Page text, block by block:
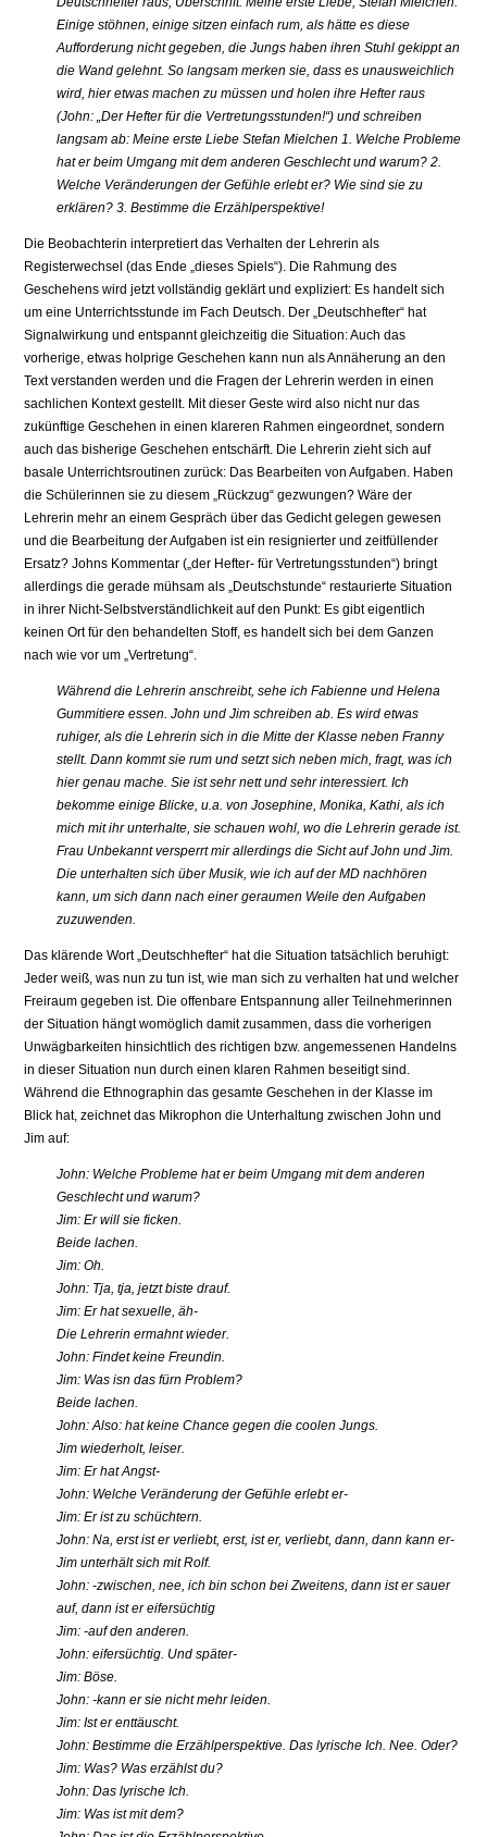
Einige stöhnen, einige sitzen einfach rum, als hätte es diese
Aufforderung nicht gegeben, die Jungs haben ihren Stuhl gekippt an
die Wand gelehnt. So langsam merken sie, dass es unausweichlich
wird, hier etwas machen zu müssen und holen ihre Hefter raus
(John: „Der Hefter für die Vertretungsstunden!“) und schreiben
langsam ab: Meine erste Liebe Stefan Mielchen 1. Welche Probleme
hat er beim Umgang mit dem anderen Geschlecht und warum? 2.
Welche Veränderungen der Gefühle erlebt er? Wie sind sie zu
erklären? 3. Bestimme die Erzählperspektive!
Die Beobachterin interpretiert das Verhalten der Lehrerin als
Registerwechsel (das Ende „dieses Spiels“). Die Rahmung des
Geschehens wird jetzt vollständig geklärt und expliziert: Es handelt sich
um eine Unterrichtsstunde im Fach Deutsch. Der „Deutschhefter“ hat
Signalwirkung und entspannt gleichzeitig die Situation: Auch das
vorherige, etwas holprige Geschehen kann nun als Annäherung an den
Text verstanden werden und die Fragen der Lehrerin werden in einen
sachlichen Kontext gestellt. Mit dieser Geste wird also nicht nur das
zukünftige Geschehen in einen klareren Rahmen eingeordnet, sondern
auch das bisherige Geschehen entschärft. Die Lehrerin zieht sich auf
basale Unterrichtsroutinen zurück: Das Bearbeiten von Aufgaben. Haben
die Schülerinnen sie zu diesem „Rückzug“ gezwungen? Wäre der
Lehrerin mehr an einem Gespräch über das Gedicht gelegen gewesen
und die Bearbeitung der Aufgaben ist ein resignierter und zeitfüllender
Ersatz? Johns Kommentar („der Hefter- für Vertretungsstunden“) bringt
allerdings die gerade mühsam als „Deutschstunde“ restaurierte Situation
in ihrer Nicht-Selbstverständlichkeit auf den Punkt: Es gibt eigentlich
keinen Ort für den behandelten Stoff, es handelt sich bei dem Ganzen
nach wie vor um „Vertretung“.
Während die Lehrerin anschreibt, sehe ich Fabienne und Helena
Gummitiere essen. John und Jim schreiben ab. Es wird etwas
ruhiger, als die Lehrerin sich in die Mitte der Klasse neben Franny
stellt. Dann kommt sie rum und setzt sich neben mich, fragt, was ich
hier genau mache. Sie ist sehr nett und sehr interessiert. Ich
bekomme einige Blicke, u.a. von Josephine, Monika, Kathi, als ich
mich mit ihr unterhalte, sie schauen wohl, wo die Lehrerin gerade ist.
Frau Unbekannt versperrt mir allerdings die Sicht auf John und Jim.
Die unterhalten sich über Musik, wie ich auf der MD nachhören
kann, um sich dann nach einer geraumen Weile den Aufgaben
zuzuwenden.
Das klärende Wort „Deutschhefter“ hat die Situation tatsächlich beruhigt:
Jeder weiß, was nun zu tun ist, wie man sich zu verhalten hat und welcher
Freiraum gegeben ist. Die offenbare Entspannung aller Teilnehmerinnen
der Situation hängt womöglich damit zusammen, dass die vorherigen
Unwägbarkeiten hinsichtlich des richtigen bzw. angemessenen Handelns
in dieser Situation nun durch einen klaren Rahmen beseitigt sind.
Während die Ethnographin das gesamte Geschehen in der Klasse im
Blick hat, zeichnet das Mikrophon die Unterhaltung zwischen John und
Jim auf:
John: Welche Probleme hat er beim Umgang mit dem anderen
Geschlecht und warum?
Jim: Er will sie ficken.
Beide lachen.
Jim: Oh.
John: Tja, tja, jetzt biste drauf.
Jim: Er hat sexuelle, äh-
Die Lehrerin ermahnt wieder.
John: Findet keine Freundin.
Jim: Was isn das fürn Problem?
Beide lachen.
John: Also: hat keine Chance gegen die coolen Jungs.
Jim wiederholt, leiser.
Jim: Er hat Angst-
John: Welche Veränderung der Gefühle erlebt er-
Jim: Er ist zu schüchtern.
John: Na, erst ist er verliebt, erst, ist er, verliebt, dann, dann kann er-
Jim unterhält sich mit Rolf.
John: -zwischen, nee, ich bin schon bei Zweitens, dann ist er sauer
auf, dann ist er eifersüchtig
Jim: -auf den anderen.
John: eifersüchtig. Und später-
Jim: Böse.
John: -kann er sie nicht mehr leiden.
Jim: Ist er enttäuscht.
John: Bestimme die Erzählperspektive. Das lyrische Ich. Nee. Oder?
Jim: Was? Was erzählst du?
John: Das lyrische Ich.
Jim: Was ist mit dem?